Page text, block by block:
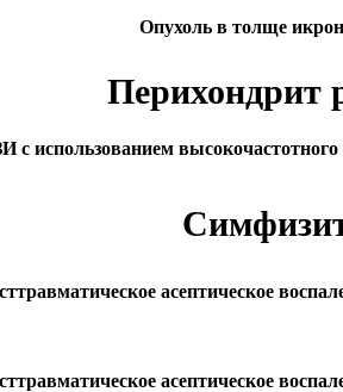
Опухоль в толще
Перихондрит
с использованием
асептическое
асептическое